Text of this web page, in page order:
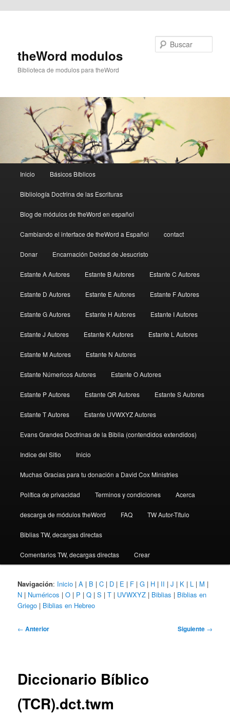
theWord modulos
Biblioteca de modulos para theWord
principal
Inicio Básicos Bíblicos
Bibliología Doctrina de las Escrituras
Blog de módulos de theWord en español
Cambiando el interface de theWord a Español contact
Donar Encarnación Deidad de Jesucristo
Estante A Autores Estante B Autores Estante C Autores
Estante D Autores Estante E Autores Estante F Autores
Estante G Autores Estante H Autores Estante I Autores
Estante J Autores Estante K Autores Estante L Autores
Estante M Autores Estante N Autores
Estante Númericos Autores Estante O Autores
Estante P Autores Estante QR Autores Estante S Autores
Estante T Autores Estante UVWXYZ Autores
Evans Grandes Doctrinas de la Biblia (contendidos extendidos)
Indice del Sitio Inicio
Muchas Gracias para tu donación a David Cox Ministries
Política de privacidad Terminos y condiciones Acerca
descarga de módulos theWord FAQ TW Autor-Título
Biblias TW, decargas directas
Comentarios TW, decargas directas Crear
Navigación: Inicio |A | B |C | D | E | F |G | H | II |J | K | L | M |
N | Numéricos |O | P |Q |S |T | UVWXYZ | Biblias | Biblias en
Griego | Biblias en Hebreo
Navegación
← Anterior Siguiente →
Diccionario Bíblico
(TCR).dct.twm